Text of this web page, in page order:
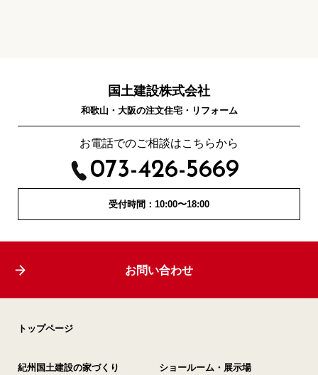
国土建設株式会社
和歌山・大阪の注文住宅・リフォーム
お電話でのご相談はこちらから
073-426-5669
受付時間：10:00〜18:00
お問い合わせ
トップページ
紀州国土建設の家づくり
ショールーム・展示場